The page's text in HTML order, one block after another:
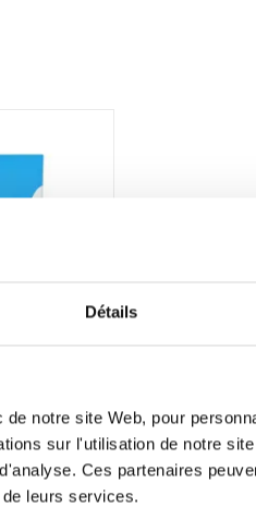
Détails
notre site Web, pour
sur l'utilisation de notre
Ces partenaires
leurs services.
PLUS E